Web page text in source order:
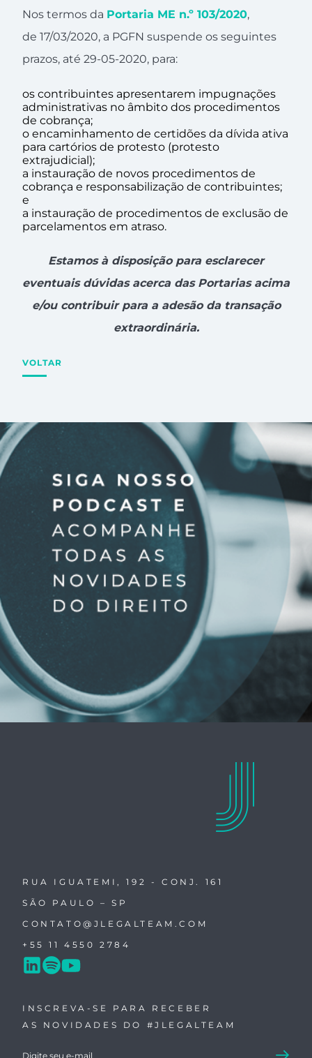
Nos termos da Portaria ME n.º 103/2020,
de 17/03/2020, a PGFN suspende os seguintes
prazos, até 29-05-2020, para:
os contribuintes apresentarem impugnações
administrativas no âmbito dos procedimentos
de cobrança;
o encaminhamento de certidões da dívida ativa
para cartórios de protesto (protesto
extrajudicial);
a instauração de novos procedimentos de
cobrança e responsabilização de contribuintes;
e
a instauração de procedimentos de exclusão de
parcelamentos em atraso.
Estamos à disposição para esclarecer
eventuais dúvidas acerca das Portarias acima
e/ou contribuir para a adesão da transação
extraordinária.
VOLTAR
RUA IGUATEMI, 192 - CONJ. 161
SÃO PAULO – SP
CONTATO@JLEGALTEAM.COM
+55 11 4550 2784
INSCREVA-SE PARA RECEBER
AS NOVIDADES DO #JLEGALTEAM